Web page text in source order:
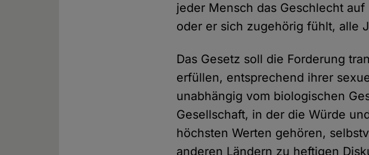
jeder Mensch das Geschlecht
oder er sich zugehörig fühlt, alle
Das Gesetz soll die Forderung
erfüllen, entsprechend ihrer
unabhängig vom biologischen
Gesellschaft, in der die Würde
höchsten Werten gehören,
anderen Ländern zu heftigen